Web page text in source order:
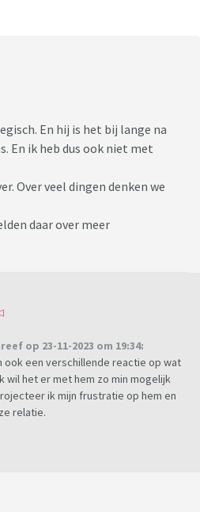
En hij is het bij lange na
En ik heb dus ook niet met
Over veel dingen denken we
daar over meer
op 23-11-2023 om 19:34:
ook een verschillende reactie op wat
wil het er met hem zo min mogelijk
ik mijn frustratie op hem en
relatie.